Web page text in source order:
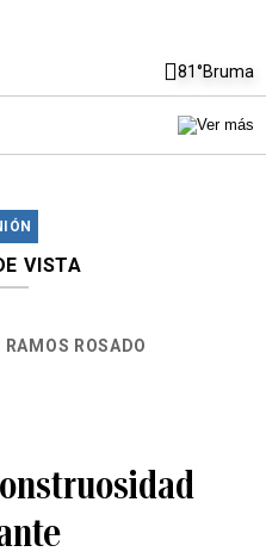
81°Bruma
VISTA
ROSADO